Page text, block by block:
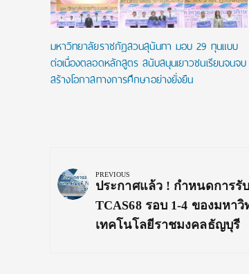
มหาวิทยาลัยราชภัฏสวนสุนันทา มอบ 29 ทุนแบบ
ต่อเนื่องตลอดหลักสูตร สนับสนุนเยาวชนเรียนจนจบ
สร้างโอกาสทางการศึกษาอย่างยั่งยืน
navigation
PREVIOUS
Previous
Post:
ประกาศแล้ว ! กำหนดการรั
TCAS68 รอบ 1-4 ของมหา
เทคโนโลยีราชมงคลธัญบุรี